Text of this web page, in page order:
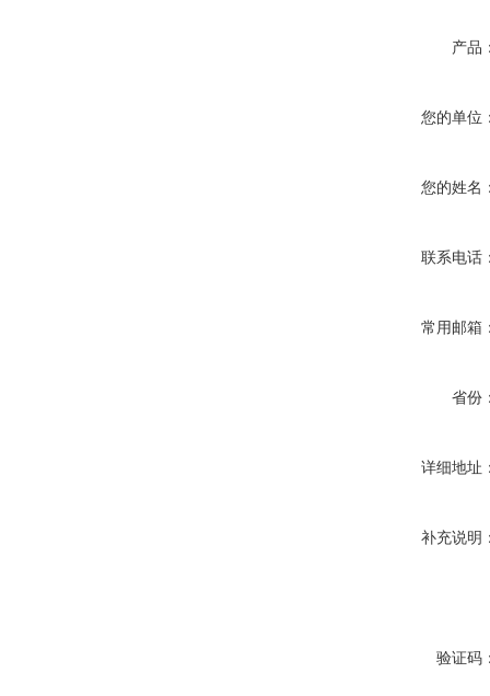
产品
您的单位
您的姓名
联系电话
常用邮箱
省份
详细地址
补充说明
验证码